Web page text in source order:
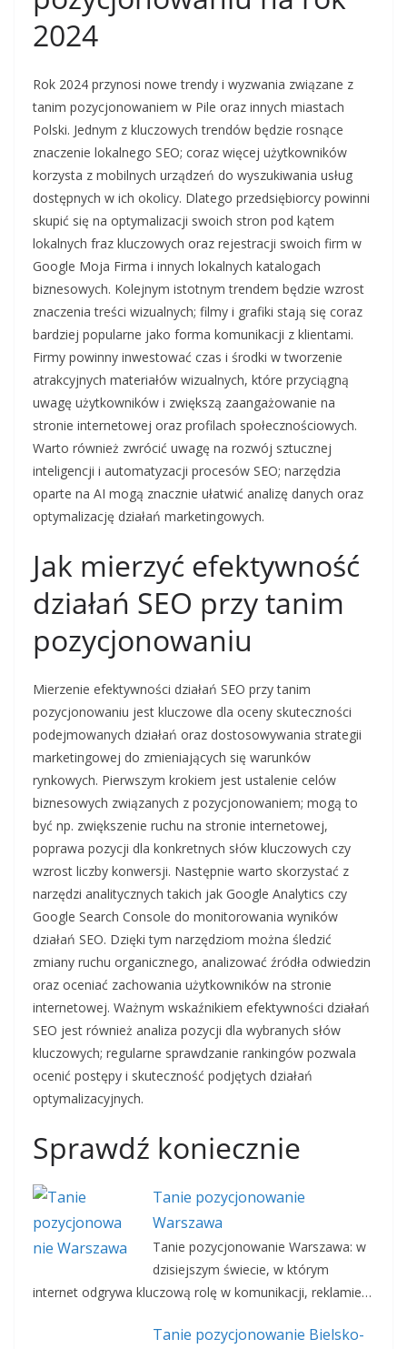
2024
Rok 2024 przynosi nowe trendy i wyzwania związane z
tanim pozycjonowaniem w Pile oraz innych miastach
Polski. Jednym z kluczowych trendów będzie rosnące
znaczenie lokalnego SEO; coraz więcej użytkowników
korzysta z mobilnych urządzeń do wyszukiwania usług
dostępnych w ich okolicy. Dlatego przedsiębiorcy powinni
skupić się na optymalizacji swoich stron pod kątem
lokalnych fraz kluczowych oraz rejestracji swoich firm w
Google Moja Firma i innych lokalnych katalogach
biznesowych. Kolejnym istotnym trendem będzie wzrost
znaczenia treści wizualnych; filmy i grafiki stają się coraz
bardziej popularne jako forma komunikacji z klientami.
Firmy powinny inwestować czas i środki w tworzenie
atrakcyjnych materiałów wizualnych, które przyciągną
uwagę użytkowników i zwiększą zaangażowanie na
stronie internetowej oraz profilach społecznościowych.
Warto również zwrócić uwagę na rozwój sztucznej
inteligencji i automatyzacji procesów SEO; narzędzia
oparte na AI mogą znacznie ułatwić analizę danych oraz
optymalizację działań marketingowych.
Jak mierzyć efektywność
działań SEO przy tanim
pozycjonowaniu
Mierzenie efektywności działań SEO przy tanim
pozycjonowaniu jest kluczowe dla oceny skuteczności
podejmowanych działań oraz dostosowywania strategii
marketingowej do zmieniających się warunków
rynkowych. Pierwszym krokiem jest ustalenie celów
biznesowych związanych z pozycjonowaniem; mogą to
być np. zwiększenie ruchu na stronie internetowej,
poprawa pozycji dla konkretnych słów kluczowych czy
wzrost liczby konwersji. Następnie warto skorzystać z
narzędzi analitycznych takich jak Google Analytics czy
Google Search Console do monitorowania wyników
działań SEO. Dzięki tym narzędziom można śledzić
zmiany ruchu organicznego, analizować źródła odwiedzin
oraz oceniać zachowania użytkowników na stronie
internetowej. Ważnym wskaźnikiem efektywności działań
SEO jest również analiza pozycji dla wybranych słów
kluczowych; regularne sprawdzanie rankingów pozwala
ocenić postępy i skuteczność podjętych działań
optymalizacyjnych.
Sprawdź koniecznie
Tanie pozycjonowanie
Warszawa
Tanie pozycjonowanie Warszawa: w
dzisiejszym świecie, w którym
internet odgrywa kluczową rolę w komunikacji, reklamie…
Tanie pozycjonowanie Bielsko-